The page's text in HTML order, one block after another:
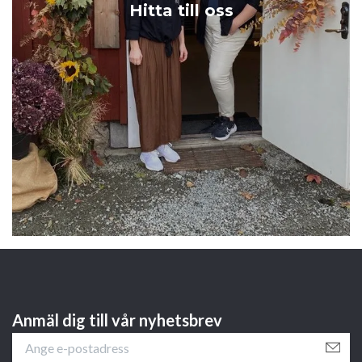
Hitta till oss
Anmäl dig till vår nyhetsbrev